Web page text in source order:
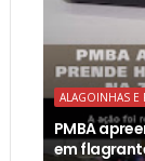
ALAGOINHAS E
PMBA
em